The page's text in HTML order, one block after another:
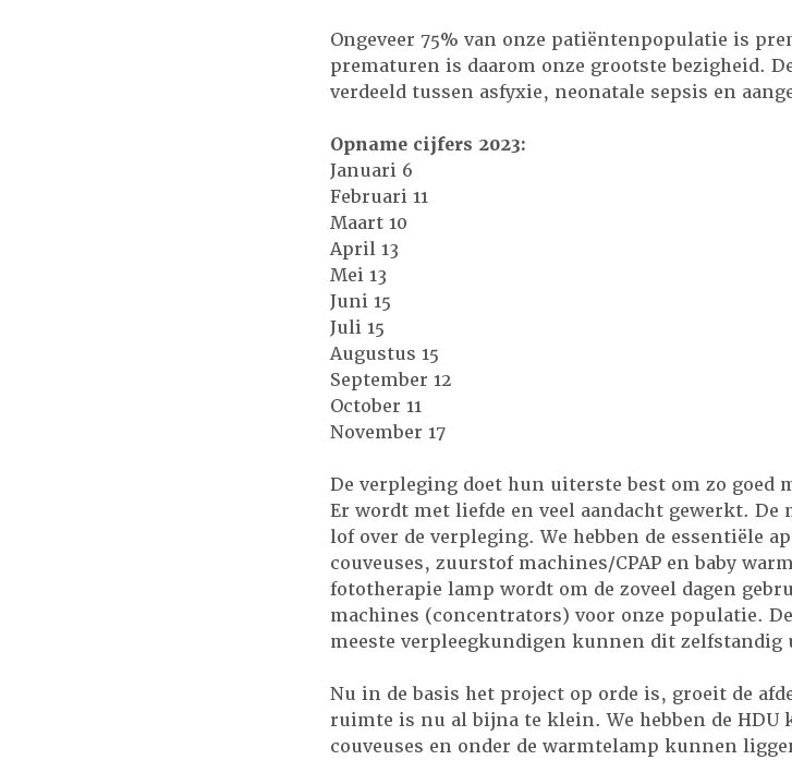
Ongeveer 75% van onze patiëntenpopulatie is
prematuren is daarom onze grootste bezigheid.
verdeeld tussen asfyxie, neonatale sepsis en
Opname cijfers 2023:
Januari 6
Februari 11
Maart 10
April 13
Mei 13
Juni 15
Juli 15
Augustus 15
September 12
October 11
November 17
De verpleging doet hun uiterste best om zo goed
Er wordt met liefde en veel aandacht gewerkt.
lof over de verpleging. We hebben de essentiële
couveuses, zuurstof machines/CPAP en baby
fototherapie lamp wordt om de zoveel dagen
machines (concentrators) voor onze populatie.
meeste verpleegkundigen kunnen dit zelfstandig
Nu in de basis het project op orde is, groeit de
ruimte is nu al bijna te klein. We hebben de HDU
couveuses en onder de warmtelamp kunnen